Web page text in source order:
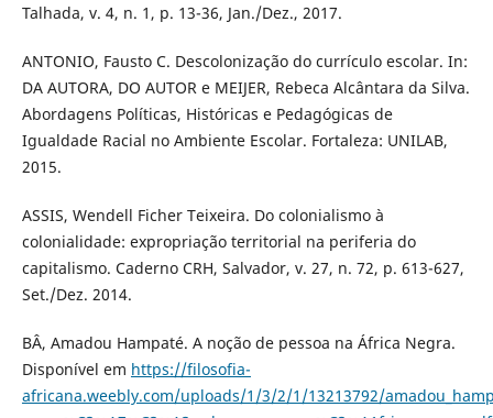
Talhada, v. 4, n. 1, p. 13-36, Jan./Dez., 2017.
ANTONIO, Fausto C. Descolonização do currículo escolar. In:
DA AUTORA, DO AUTOR e MEIJER, Rebeca Alcântara da Silva.
Abordagens Políticas, Históricas e Pedagógicas de
Igualdade Racial no Ambiente Escolar. Fortaleza: UNILAB,
2015.
ASSIS, Wendell Ficher Teixeira. Do colonialismo à
colonialidade: expropriação territorial na periferia do
capitalismo. Caderno CRH, Salvador, v. 27, n. 72, p. 613-627,
Set./Dez. 2014.
BÂ, Amadou Hampaté. A noção de pessoa na África Negra.
Disponível em https://filosofia-
africana.weebly.com/uploads/1/3/2/1/13213792/